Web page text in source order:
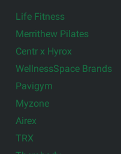
Life Fitness
Merrithew Pilates
Centr x Hyrox
WellnessSpace Brands
Pavigym
Myzone
Airex
TRX